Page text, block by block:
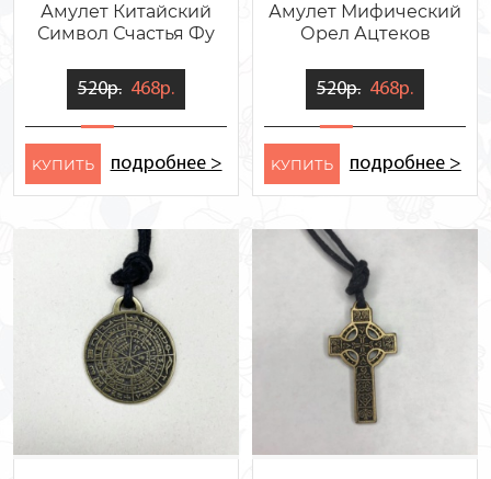
Амулет Китайский
Символ Счастья Фу
520р. 468р.
KУПИТЬ подробнее >
Амулет Мифический
Орел Ацтеков
520р. 468р.
KУПИТЬ подробнее >